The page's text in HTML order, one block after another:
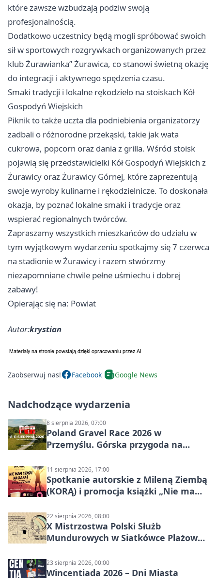
które zawsze wzbudzają podziw swoją
profesjonalnością.
Dodatkowo uczestnicy będą mogli spróbować swoich
sił w sportowych rozgrywkach organizowanych przez
klub Żurawianka” Żurawica, co stanowi świetną okazję
do integracji i aktywnego spędzenia czasu.
Smaki tradycji i lokalne rękodzieło na stoiskach Kół
Gospodyń Wiejskich
Piknik to także uczta dla podniebienia organizatorzy
zadbali o różnorodne przekąski, takie jak wata
cukrowa, popcorn oraz dania z grilla. Wśród stoisk
pojawią się przedstawicielki Kół Gospodyń Wiejskich z
Żurawicy oraz Żurawicy Górnej, które zaprezentują
swoje wyroby kulinarne i rękodzielnicze. To doskonała
okazja, by poznać lokalne smaki i tradycje oraz
wspierać regionalnych twórców.
Zapraszamy wszystkich mieszkańców do udziału w
tym wyjątkowym wydarzeniu spotkajmy się 7 czerwca
na stadionie w Żurawicy i razem stwórzmy
niezapomniane chwile pełne uśmiechu i dobrej
zabawy!
Opierając się na: Powiat
Autor:krystian
Zaobserwuj nas! Facebook Google News
Nadchodzące wydarzenia
8 sierpnia 2026, 07:00
Poland Gravel Race 2026 w
Przemyślu. Górska przygoda na
11 sierpnia 2026, 17:00
Spotkanie autorskie z Mileną Ziembą
(KORĄ) i promocja książki „Nie mam
22 sierpnia 2026, 08:00
X Mistrzostwa Polski Służb
Mundurowych w Siatkówce Plażowej
23 sierpnia 2026, 00:00
Wincentiada 2026 – Dni Miasta